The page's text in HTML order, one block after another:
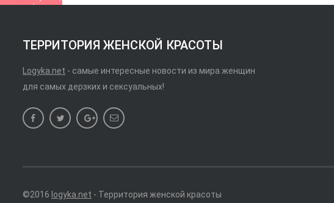
ТЕРРИТОРИЯ ЖЕНСКОЙ КРАСОТЫ
Logyka.net - самые интересные новости из мира женщин
для самых дерзких и сексуальных!
©2016 logyka.net - Территория женской красоты